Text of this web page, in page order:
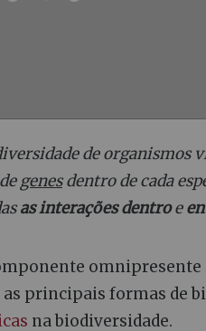
de organismos
genesdentro de cada
as interações dentroe
omnipresente
as principais formas de
na biodiversidade.